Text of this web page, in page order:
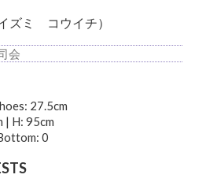
ズミ コウイチ）
会
27.5cm
| H: 95cm
0